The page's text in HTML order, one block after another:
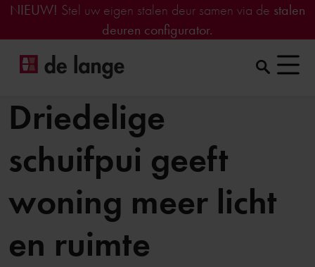
NIEUW! Stel uw eigen stalen deur samen via de stalen
deuren configurator.
Driedelige
schuifpui geeft
woning meer licht
en ruimte